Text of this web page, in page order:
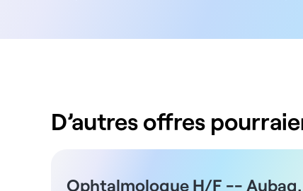
D’autres offres
Ophtalmologue H/F --